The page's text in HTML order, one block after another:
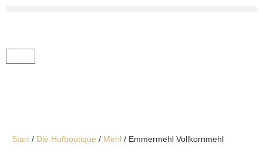
Start / Die Hofboutique / Mehl / Emmermehl Vollkornmehl